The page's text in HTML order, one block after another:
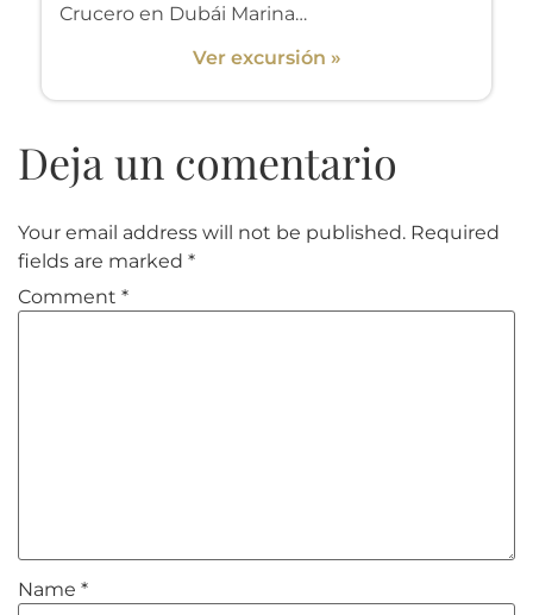
Crucero en Dubái Marina…
Ver excursión »
Your email address will not be published. Required
fields are marked *
Comment *
Name *